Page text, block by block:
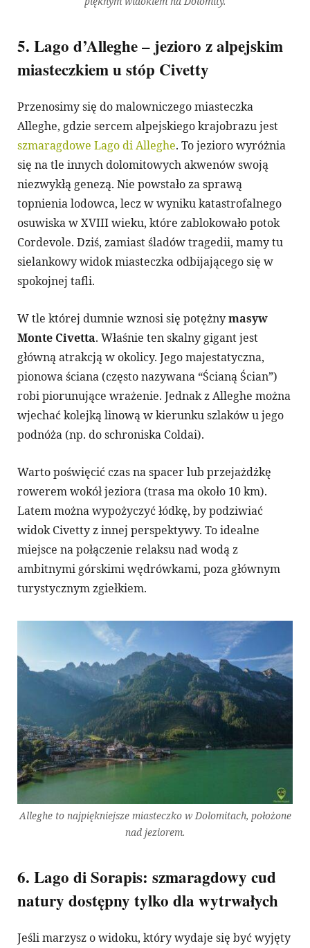
5. Lago d’Alleghe – jezioro z alpejskim
miasteczkiem u stóp Civetty
​Przenosimy się do malowniczego miasteczka
Alleghe, gdzie sercem alpejskiego krajobrazu jest
szmaragdowe Lago di Alleghe. To jezioro wyróżnia
się na tle innych dolomitowych akwenów swoją
niezwykłą genezą. Nie powstało za sprawą
topnienia lodowca, lecz w wyniku katastrofalnego
osuwiska w XVIII wieku, które zablokowało potok
Cordevole. Dziś, zamiast śladów tragedii, mamy tu
sielankowy widok miasteczka odbijającego się w
spokojnej tafli.
W tle której dumnie wznosi się potężnymasyw
Monte Civetta. Właśnie ten skalny gigant jest
główną atrakcją w okolicy. Jego majestatyczna,
pionowa ściana (często nazywana “Ścianą Ścian”)
robi piorunujące wrażenie. Jednak z Alleghe można
wjechać kolejką linową w kierunku szlaków u jego
podnóża (np. do schroniska Coldai).
Warto poświęcić czas na spacer lub przejażdżkę
rowerem wokół jeziora (trasa ma około 10 km).
Latem można wypożyczyć łódkę, by podziwiać
widok Civetty z innej perspektywy. To idealne
miejsce na połączenie relaksu nad wodą z
ambitnymi górskimi wędrówkami, poza głównym
turystycznym zgiełkiem.
Alleghe to najpiękniejsze miasteczko w Dolomitach, położone
nad jeziorem.
6. Lago di Sorapis: szmaragdowy cud
natury dostępny tylko dla wytrwałych
​Jeśli marzysz o widoku, który wydaje się być wyjęty